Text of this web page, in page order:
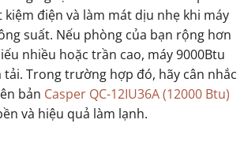
điện và làm mát dịu nhẹ khi máy
suất. Nếu phòng của bạn rộng hơn
nhiều hoặc trần cao, máy 9000Btu
tải. Trong trường hợp đó, hãy cân nhắc
bản Casper QC-12IU36A (12000 Btu)
và hiệu quả làm lạnh.